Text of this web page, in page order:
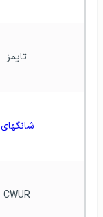
تايمز
شانگهای
CWUR